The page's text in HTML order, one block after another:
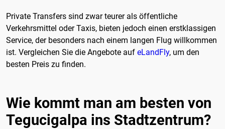
Private Transfers sind zwar teurer als öffentliche
Verkehrsmittel oder Taxis, bieten jedoch einen erstklassigen
Service, der besonders nach einem langen Flug willkommen
ist. Vergleichen Sie die Angebote auf eLandFly, um den
besten Preis zu finden.
Wie kommt man am besten von
Tegucigalpa ins Stadtzentrum?